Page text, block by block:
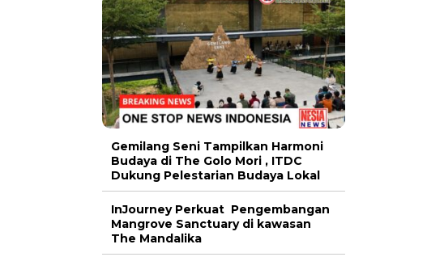
Gemilang Seni Tampilkan Harmoni
Budaya di The Golo Mori , ITDC
Dukung Pelestarian Budaya Lokal
InJourney Perkuat Pengembangan
Mangrove Sanctuary di kawasan
The Mandalika